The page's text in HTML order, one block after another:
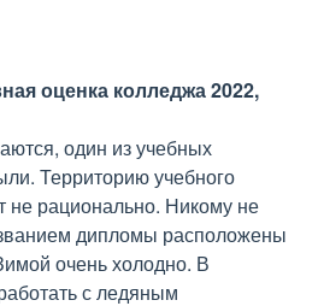
оценка колледжа 2022,
один из учебных
Территорию учебного
не рационально. Никому не
дипломы расположены
очень холодно. В
с ледяным